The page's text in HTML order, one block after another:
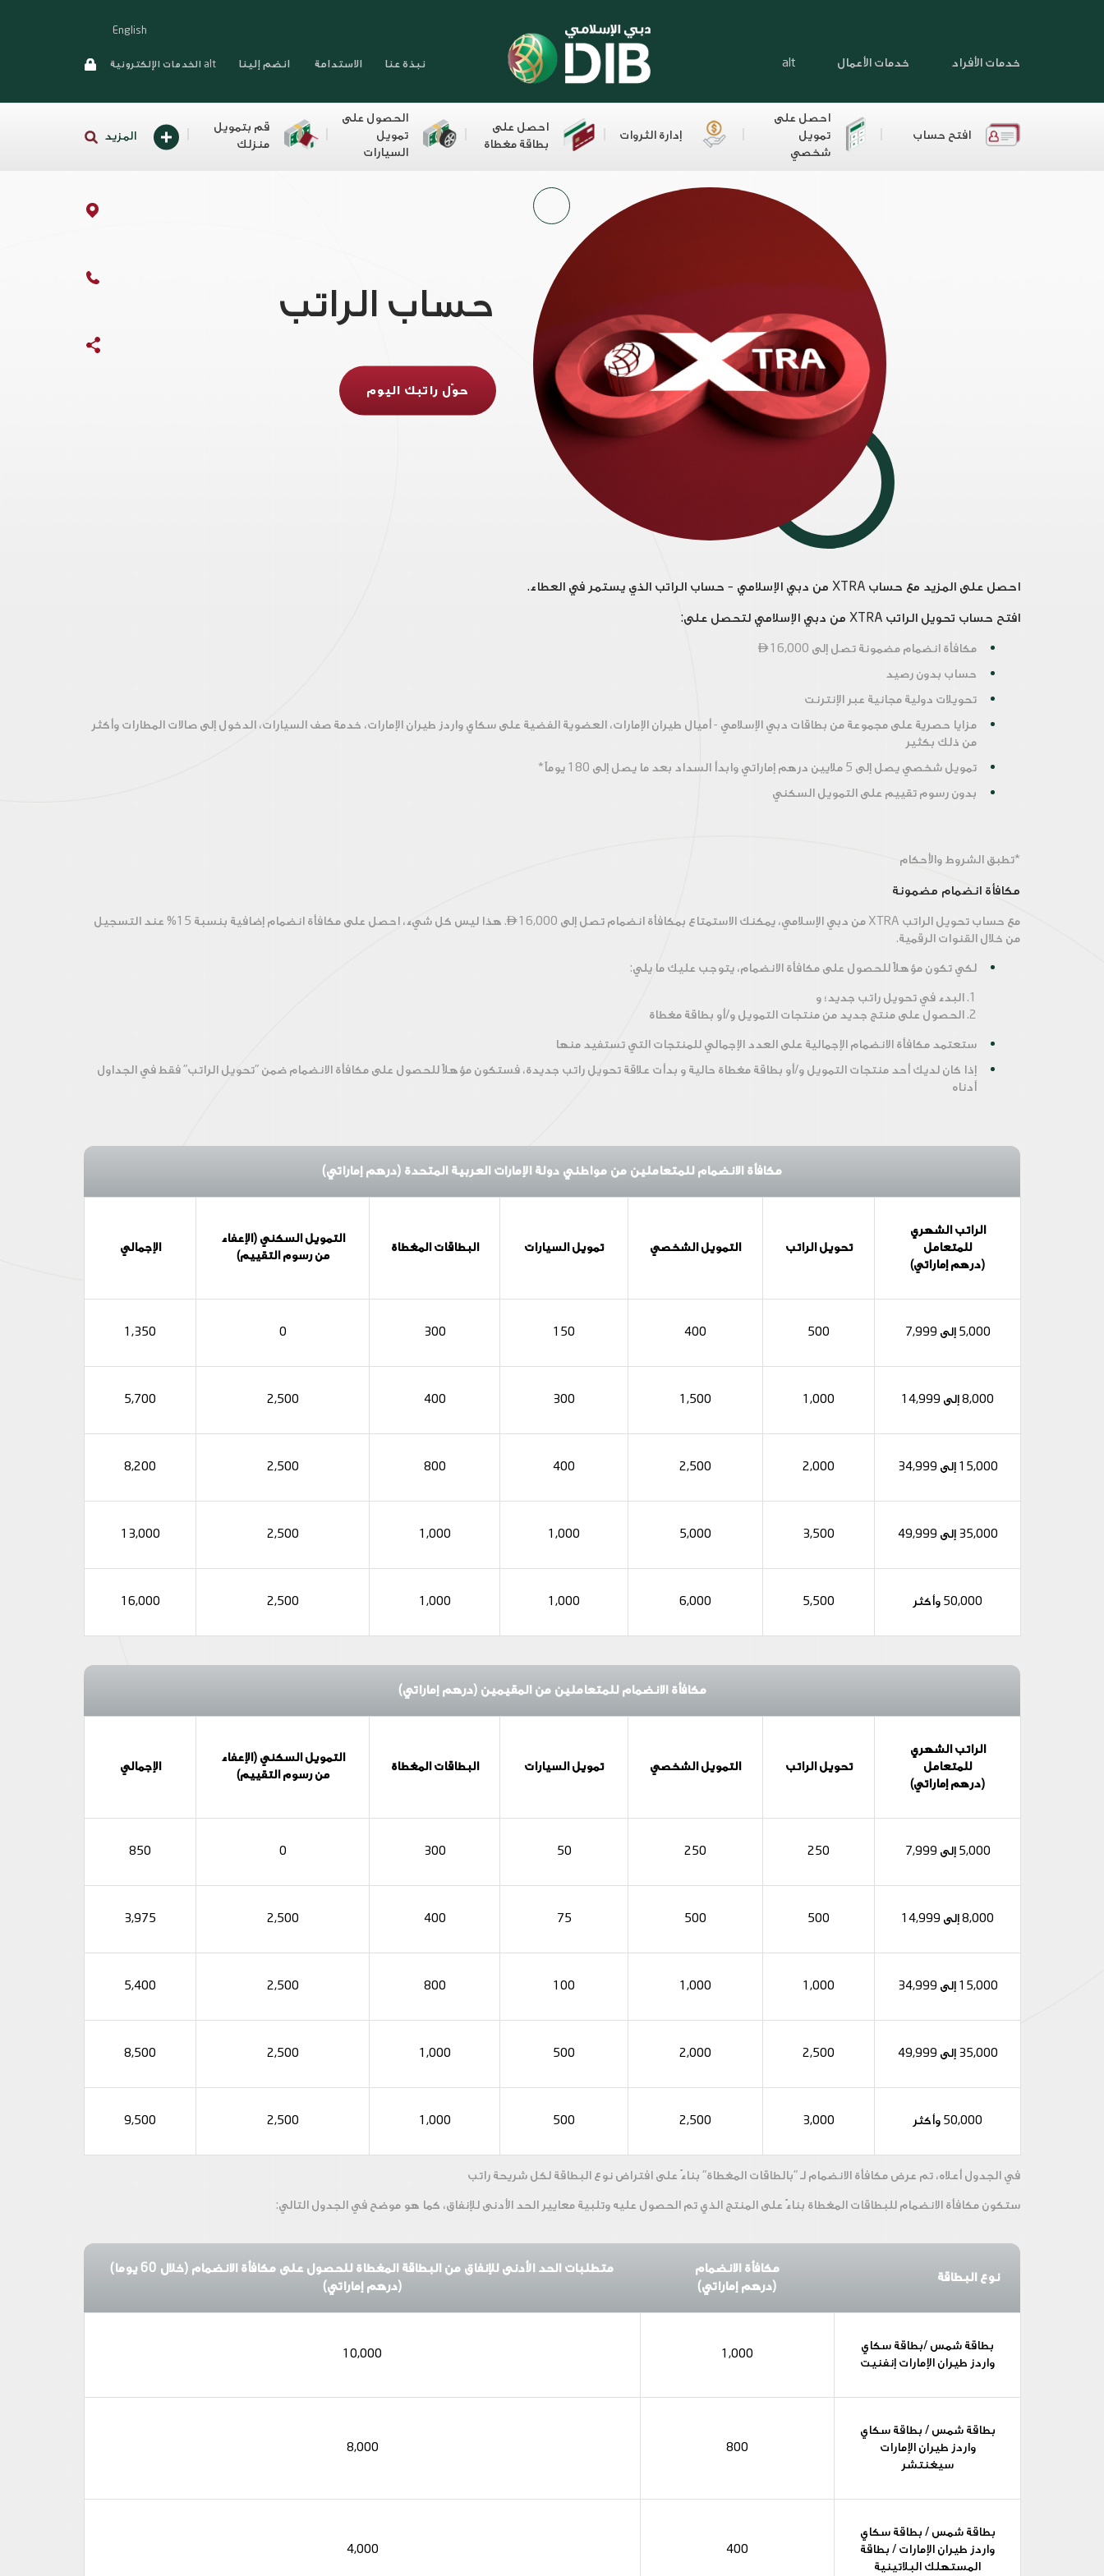
خدمات الأفراد خدمات الأعمال alt
English
نبذة عنا الاستدامة انضم إلينا alt الخدمات الإلكترونية
افتح حساب
احصل على
تمويل
شخصي
إدارة الثروات
احصل على
بطاقة مغطاة
الحصول على
تمويل
السيارات
قم بتمويل
منزلك
المزيد
حساب الراتب
حوّل راتبك اليوم
احصل على المزيد مع حساب XTRA من دبي الإسلامي – حساب الراتب الذي يستمر في العطاء.
افتح حساب تحويل الراتب XTRA من دبي الإسلامي لتحصل على:
مكافأة انضمام مضمونة تصل إلى 16,000
حساب بدون رصيد
تحويلات دولية مجانية عبر الإنترنت
مزايا حصرية على مجموعة من بطاقات دبي الإسلامي - أميال طيران الإمارات، العضوية الفضية على سكاي واردز طيران الإمارات، خدمة صف السيارات، الدخول إلى صالات المطارات وأكثر
من ذلك بكثير
تمويل شخصي يصل إلى 5 ملايين درهم إماراتي وابدأ السداد بعد ما يصل إلى 180 يوماً*
بدون رسوم تقييم على التمويل السكني
*تطبق الشروط والأحكام
مكافأة انضمام مضمونة
مع حساب تحويل الراتب XTRA من دبي الإسلامي، يمكنك الاستمتاع بمكافأة انضمام تصل إلى 
16,000. هذا ليس كل شيء، احصل على مكافأة انضمام إضافية بنسبة 15% عند التسجيل
من خلال القنوات الرقمية.
لكي تكون مؤهلاً للحصول على مكافأة الانضمام، يتوجب عليك ما يلي:
1. البدء في تحويل راتب جديد؛ و
2. الحصول على منتج جديد من منتجات التمويل و/أو بطاقة مغطاة
ستعتمد مكافأة الانضمام الإجمالية على العدد الإجمالي للمنتجات التي تستفيد منها
إذا كان لديك أحد منتجات التمويل و/أو بطاقة مغطاة حالية و بدأت علاقة تحويل راتب جديدة، فستكون مؤهلاً للحصول على مكافأة الانضمام ضمن "تحويل الراتب" فقط في الجداول
أدناه
مكافأة الانضمام للمتعاملين من مواطني دولة الإمارات العربية المتحدة (درهم إماراتي)
الراتب الشهري
للمتعامل
(درهم إماراتي)
تحويل الراتب التمويل الشخصي تمويل السيارات البطاقات المغطاة
التمويل السكني (الإعفاء
من رسوم التقييم)
الإجمالي
5,000 إلى 7,999 500
400
150
300
0
1,350
8,000 إلى 14,999 1,000
1,500
300
400
2,500
5,700
15,000 إلى 34,999 2,000
2,500
400
800
2,500
8,200
35,000 إلى 49,999 3,500
5,000
1,000
1,000
2,500
13,000
50,000 وأكثر 5,500
6,000
1,000
1,000
2,500
16,000
مكافأة الانضمام للمتعاملين من المقيمين (درهم إماراتي)
الراتب الشهري
للمتعامل
(درهم إماراتي)
تحويل الراتب التمويل الشخصي تمويل السيارات البطاقات المغطاة
التمويل السكني (الإعفاء
من رسوم التقييم)
الإجمالي
5,000 إلى 7,999 250
250
50
300
0
850
8,000 إلى 14,999 500
500
75
400
2,500
3,975
15,000 إلى 34,999 1,000
1,000
100
800
2,500
5,400
35,000 إلى 49,999 2,500
2,000
500
1,000
2,500
8,500
50,000 وأكثر 3,000
2,500
500
1,000
2,500
9,500
في الجدول أعلاه، تم عرض مكافأة الانضمام لـ "بالطاقات المغطاة" بناءً على افتراض نوع البطاقة لكل شريحة راتب
ستكون مكافأة الانضمام للبطاقات المغطاة بناءً على المنتج الذي تم الحصول عليه وتلبية معايير الحد الأدنى للإنفاق، كما هو موضح في الجدول التالي:
نوع البطاقة
مكافأة الانضمام
(درهم إماراتي)
متطلبات الحد الأدنى للإنفاق من البطاقة المغطاة للحصول على مكافأة الانضمام (خلال 60 يوما)
(درهم إماراتي)
بطاقة شمس /بطاقة سكاي
واردز طيران الإمارات إنفنيت
1,000
10,000
بطاقة شمس / بطاقة سكاي
واردز طيران الإمارات
سيغنتشر
800
8,000
بطاقة شمس / بطاقة سكاي
واردز طيران الإمارات / بطاقة
المستهلك البلاتينية
400
4,000